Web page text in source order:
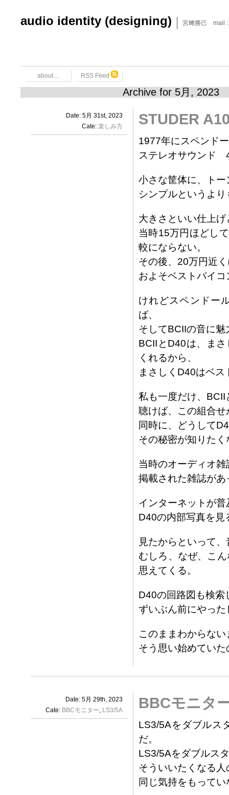
audio identity (designing) 宮﨑勝己 mail :
about… RSS Feed
Archive for 5月, 2023
Date: 5月 31st, 2023
Cate: 楽しみ方 STUDER
1977年にスペンド
ステレオサウンド
小さな筐体に、ト
シンプルというよ
大きさといい仕上げ
当時15万円ほどし
較にならない。
その後、20万円近
およそベストバイ
けれどスペンドー
ば、
そしてBCIIの音に
BCIIとD40は、ま
くれるから、
まさしくD40はベ
私も一度だけ、
聴けば、この組合
同時に、どうして
その秘密が知りたく
当時のオーディオ
掲載された雑誌が
インターネットが
D40の内部写真を見
見たからといって
むしろ、なぜ、こ
思えてくる。
D40の回路図も検索
ずいぶん前にやっ
このままわからな
そう思い始めてい
Date: 5月 29th, 2023
Cate: BBCモニター, LS3/5A BBCモニタ
LS3/5Aをダブルス
だ。
LS3/5Aをダブルス
そういいたくなる
同じ気持をもって